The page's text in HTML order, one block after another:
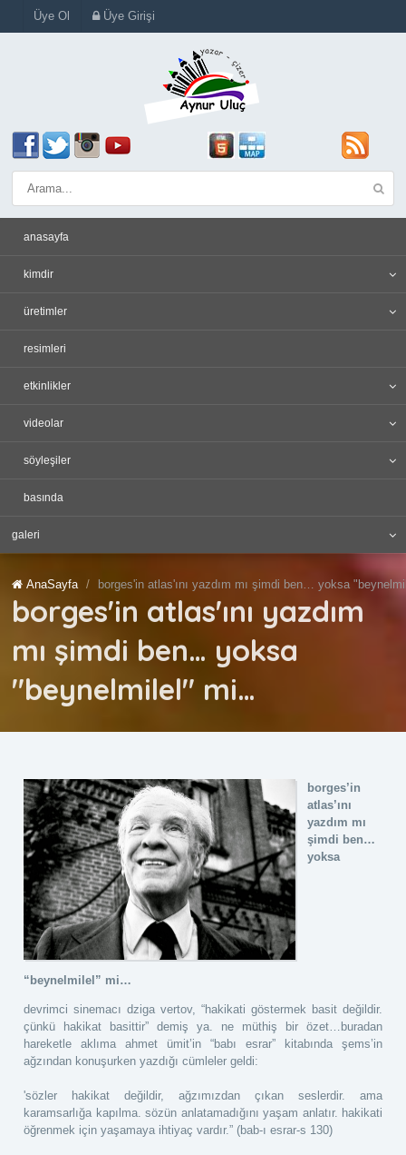
Üye Ol Üye Girişi
anasayfa
kimdir
üretimler
resimleri
etkinlikler
videolar
söyleşiler
basında
galeri
AnaSayfa borges'in atlas'ını yazdım mı şimdi ben… yoksa
borges'in atlas'ını yazdım
mı şimdi ben… yoksa
"beynelmilel" mi…
borges’in
atlas’ını
yazdım mı
şimdi ben…
yoksa
“beynelmilel” mi…
devrimci sinemacı dziga vertov, “hakikati göstermek basit değildir.
çünkü hakikat basittir” demiş ya. ne müthiş bir özet…buradan
hareketle aklıma ahmet ümit’in “babı esrar” kitabında şems’in
ağzından konuşurken yazdığı cümleler geldi:
'sözler hakikat değildir, ağzımızdan çıkan seslerdir. ama
karamsarlığa kapılma. sözün anlatamadığını yaşam anlatır. hakikati
öğrenmek için yaşamaya ihtiyaç vardır.” (bab-ı esrar-s 130)